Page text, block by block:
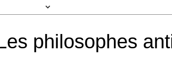
philosophes